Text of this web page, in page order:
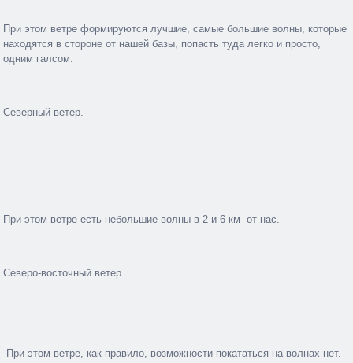
При этом ветре формируются лучшие, самые большие волны, которые
находятся в стороне от нашей базы, попасть туда легко и просто,
одним галсом.
Северный ветер.
При этом ветре есть небольшие волны в 2 и 6 км от нас.
Северо-восточный ветер.
При этом ветре, как правило, возможности покататься на волнах нет.